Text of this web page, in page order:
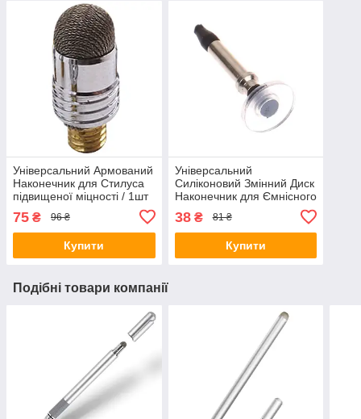
Універсальний Армований
Наконечник для Стилуса
підвищеної міцності / 1шт
75 ₴ 96 ₴
Купити
Універсальний
Силіконовий Змінний Диск
Наконечник для Ємнісного
38₴ 81 ₴
Купити
Подібні товари компанії